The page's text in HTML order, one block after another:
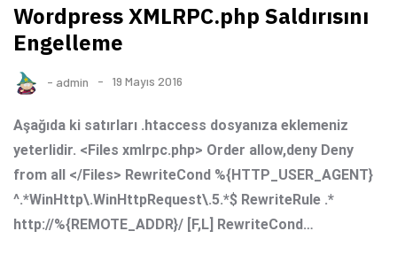
Wordpress XMLRPC.php Saldırısını
Engelleme
- admin 19 Mayıs 2016
Aşağıda ki satırları .htaccess dosyanıza eklemeniz
yeterlidir. <Files xmlrpc.php> Order allow,deny Deny
from all </Files> RewriteCond %{HTTP_USER_AGENT}
^.*WinHttp\.WinHttpRequest\.5.*$ RewriteRule .*
http://%{REMOTE_ADDR}/ [F,L] RewriteCond…